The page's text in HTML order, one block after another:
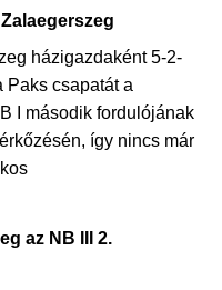
házigazdaként 5-2-
Paks csapatát a
I második fordulójának
így nincs már
az NB III 2.